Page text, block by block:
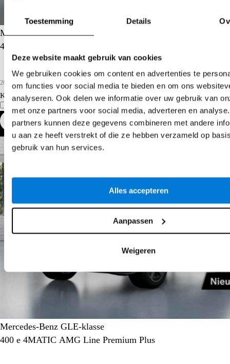
Toestemming Details
Deze website maakt gebruik van cookies
We gebruiken cookies om content en advertenties te
om functies voor social media te bieden en om ons
analyseren. Ook delen we informatie over uw gebruik van
met onze partners voor social media, adverteren en
partners kunnen deze gegevens combineren met andere
u aan ze heeft verstrekt of die ze hebben verzameld op
gebruik van hun services.
Alles accepteren
Aanpassen
Weigeren
Mercedes-Benz GLE
400 e 4MATIC AMG Line
2026 5.419 km Hybride benzine
Kopen€ 99.880
Vergelijk Details
Mercedes-Benz GLE-klasse
400 e 4MATIC AMG Line Premium Plus